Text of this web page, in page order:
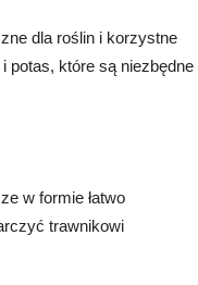
dla roślin i korzystne
potas, które są niezbędne
w formie łatwo
trawnikowi